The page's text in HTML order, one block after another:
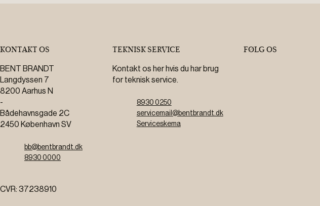
KONTAKT OS
BENT BRANDT
Langdyssen 7
8200 Aarhus N
-
Bådehavnsgade 2C
2450 København SV
bb@bentbrandt.dk
8930 0000
CVR: 37238910
TEKNISK SERVICE
Kontakt os her hvis du har brug
for teknisk service.
8930 0250
servicemail@bentbrandt.dk
Serviceskema
FØLG OS